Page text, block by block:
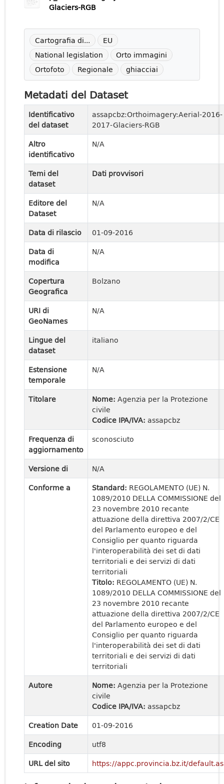
Glaciers-RGB
Cartografia di...
EU
National legislation
Orto immagini
Ortofoto
Regionale ghiacciai
Metadati del Dataset
Identificativo
del dataset
assapcbz:Orthoimagery:Aerial-2016-
2017-Glaciers-RGB
Altro
identificativo
N/A
Temi del
dataset
Dati provvisori
Editore del
Dataset
N/A
Data di rilascio
01-09-2016
Data di
modifica
N/A
Copertura
Geografica
Bolzano
URI di
GeoNames
N/A
Lingue del
dataset
italiano
Estensione
temporale
N/A
Titolare Nome: Agenzia per la Protezione
civile
Codice IPA/IVA: assapcbz
Frequenza di
aggiornamento
sconosciuto
Versione di
N/A
Conforme a
Standard: REGOLAMENTO (UE) N.
1089/2010 DELLA COMMISSIONE del
23 novembre 2010 recante
attuazione della direttiva 2007/2/CE
del Parlamento europeo e del
Consiglio per quanto riguarda
l'interoperabilità dei set di dati
territoriali e dei servizi di dati
territoriali
Titolo: REGOLAMENTO (UE) N.
1089/2010 DELLA COMMISSIONE del
23 novembre 2010 recante
attuazione della direttiva 2007/2/CE
del Parlamento europeo e del
Consiglio per quanto riguarda
l'interoperabilità dei set di dati
territoriali e dei servizi di dati
territoriali
Autore
Nome: Agenzia per la Protezione
civile
Codice IPA/IVA: assapcbz
Creation Date
01-09-2016
Encoding
utf8
URL del sito
https://appc.provincia.bz.it/